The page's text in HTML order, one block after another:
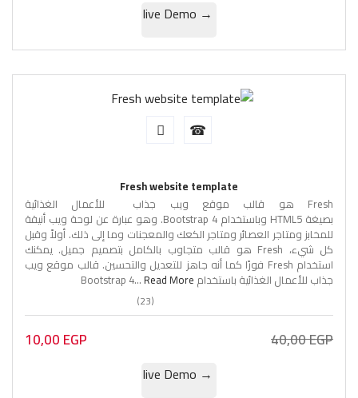
→ live Demo
Fresh website template
Fresh هو قالب موقع ويب جذاب للأعمال الغذائية
بصيغة HTML5 وباستخدام Bootstrap 4. وهو عبارة عن لوحة ويب أنيقة
للمخابز ومتاجر العصائر ومتاجر الكعك والمعجنات وما إلى ذلك. أولاً وقبل
كل شيء، Fresh هو قالب متجاوب بالكامل بتصميم جميل. يمكنك
استخدام Fresh فورًا كما أنه جاهز للتعديل والتحسين. قالب موقع ويب
جذاب للأعمال الغذائية باستخدام Bootstrap 4... Read More
(23)
10,00EGP 40,00EGP
→ live Demo